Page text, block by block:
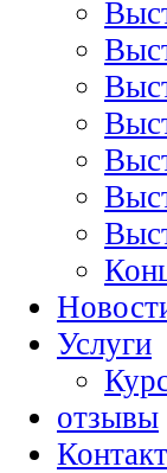
Услуги
отзывы